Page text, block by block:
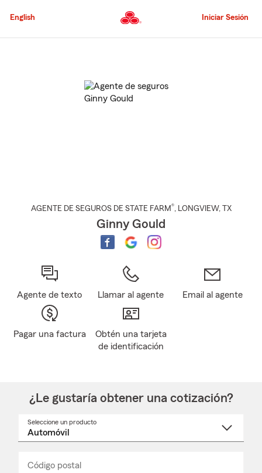
al
principal
English Iniciar Sesión
AGENTE DE SEGUROS DE STATE FARM®, LONGVIEW, TX
Ginny Gould
Agente de texto Llamar al agente Email al agente
Pagar una factura
Obtén una tarjeta
de identificación
¿Le gustaría obtener una cotización?
Seleccione un producto
Código postal
_____